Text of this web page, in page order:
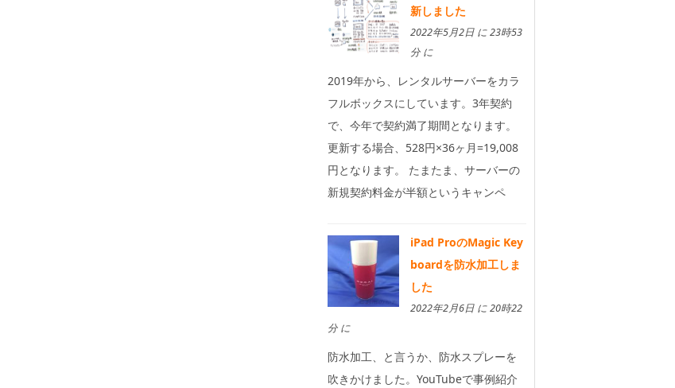
新しました
2022年5月2日 に 23時53
分 に
2019年から、レンタルサーバーをカラ
フルボックスにしています。3年契約
で、今年で契約満了期間となります。
更新する場合、528円×36ヶ月=19,008
円となります。 たまたま、サーバーの
新規契約料金が半額というキャンペ
iPad ProのMagic Key
boardを防水加工しま
した
2022年2月6日 に 20時22
分 に
防水加工、と言うか、防水スプレーを
吹きかけました。YouTubeで事例紹介